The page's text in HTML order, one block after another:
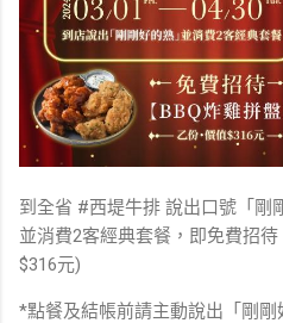
到全省 #西堤牛排 說出口號「剛
並消費2客經典套餐，即免費招
$316元)
*點餐及結帳前請主動說出「剛